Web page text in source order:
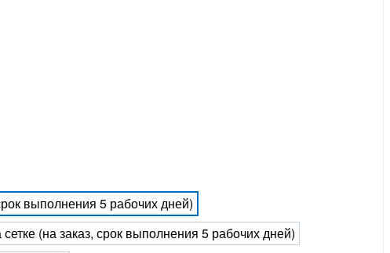
выполнения 5 рабочих дней)
(на заказ, срок выполнения 5 рабочих дней)